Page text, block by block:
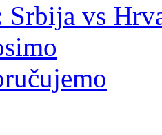
Srbija vs